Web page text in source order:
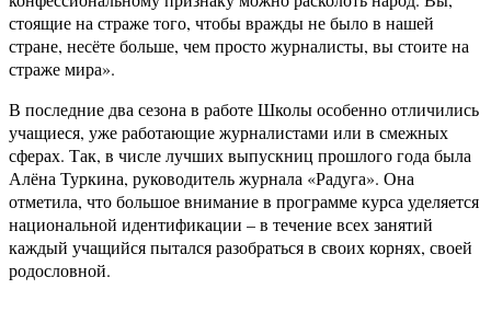
стоящие на страже того, чтобы вражды не было в нашей
стране, несёте больше, чем просто журналисты, вы стоите на
страже мира».
В последние два сезона в работе Школы особенно отличились
учащиеся, уже работающиежурналистами или в смежных
сферах. Так, в числе лучших выпускниц прошлого года была
Алёна Туркина, руководитель журнала «Радуга». Она
отметила, что большое внимание в программе курса уделяется
национальной идентификации – в течение всех занятий
каждый учащийся пытался разобраться в своих корнях, своей
родословной.